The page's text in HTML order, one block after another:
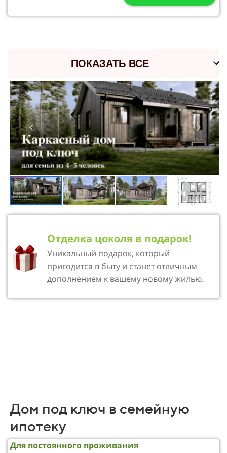
ПОКАЗАТЬ ВСЕ
Отделка цоколя в подарок!
Уникальный подарок, который
пригодится в быту и станет отличным
дополнением к вашему новому жилью.
Дом под ключ в семейную
ипотеку
Для постоянного проживания